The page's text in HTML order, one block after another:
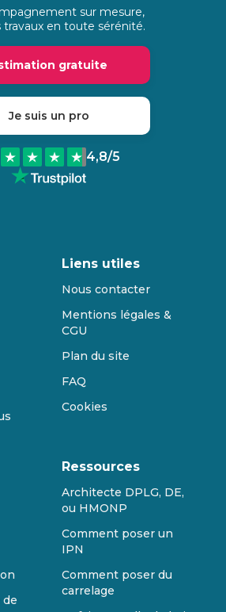
sur mesure,
travaux en toute sérénité.
gratuite
Je suis un pro
4,8/5
Liens utiles
Nous contacter
Mentions légales &
CGU
Plan du site
FAQ
Cookies
de
Ressources
Architecte DPLG, DE,
ou HMONP
Comment poser un
IPN
Comment poser du
carrelage